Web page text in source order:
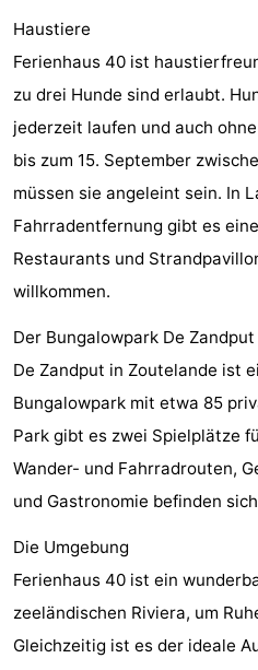
Radfahren
-
Wandern
-
Reiten
-
Golfplatze
-
Parafliegen
-
Sportangeln
Essen
trinken
-
Ringstechen
Zoutelande
Actief
Praktisch
Forum
Route
-
Parken
Reisebuchshop
Haustiere
Ferienhaus 40 ist
zu drei Hunde sind erlaubt.
jederzeit laufen und auch
bis zum 15. September
müssen sie angeleint sein. In
Fahrradentfernung gibt es
Restaurants und
willkommen.
Der Bungalowpark De Zandput
De Zandput in Zoutelande ist
Bungalowpark mit etwa 85
Park gibt es zwei Spielplätze
Wander- und Fahrradrouten,
und Gastronomie befinden
Die Umgebung
Ferienhaus 40 ist ein
zeeländischen Riviera, um
Gleichzeitig ist es der ideale